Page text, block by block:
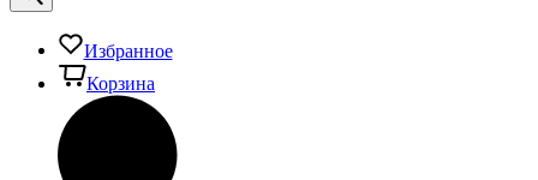
Избранное
Корзина